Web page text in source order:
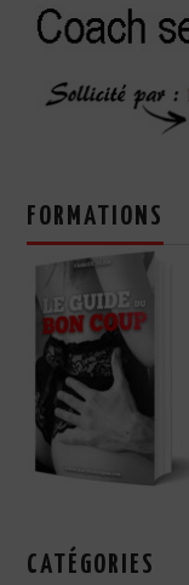
FORMATIONS
CATÉGORIES